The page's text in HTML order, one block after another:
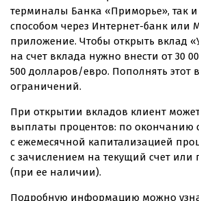
терминалы Банка «Приморье», так
способом через Интернет-банк или
приложение. Чтобы открыть вклад
на счет вклада нужно внести от 30
500 долларов/евро. Пополнять этот
ограничений.
При открытии вкладов клиент
выплаты процентов: по окончанию
с ежемесячной капитализацией
с зачислением на текущий счет или
(при ее наличии).
Подробную информацию можно